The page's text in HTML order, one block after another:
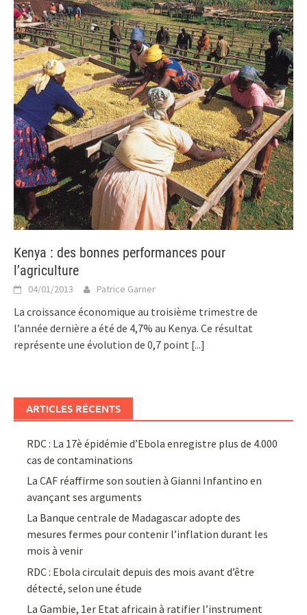
Kenya : des bonnes performances pour
l’agriculture
04/01/2013 Patrice Garner
La croissance économique au troisième trimestre de
l’année dernière a été de 4,7% au Kenya. Ce résultat
représente une évolution de 0,7 point [...]
ARTICLES RÉCENTS
RDC : La 17è épidémie d’Ebola enregistre plus de 4.000
cas de contaminations
La CAF réaffirme son soutien à Gianni Infantino en
avançant ses arguments
La Banque centrale de Madagascar adopte des
mesures fermes pour contenir l’inflation durant les
mois à venir
RDC : Ebola circulait depuis des mois avant d’être
détecté, selon une étude
La Gambie, 1er Etat africain à ratifier l’instrument